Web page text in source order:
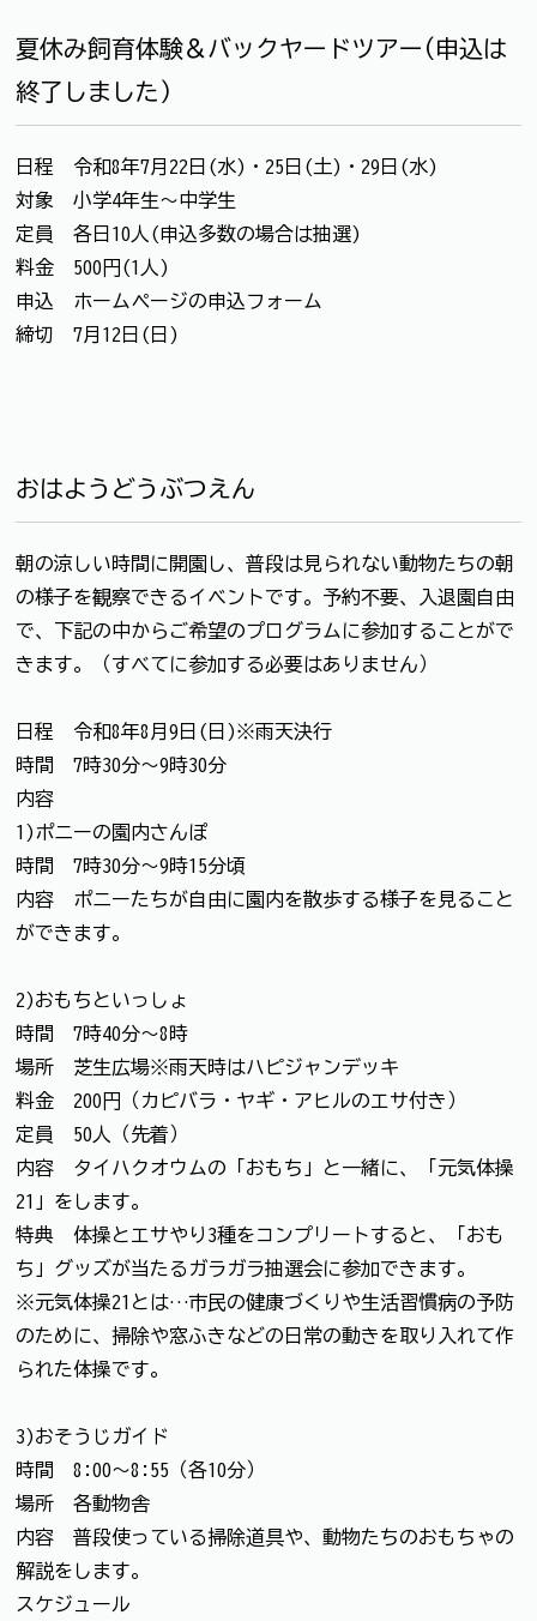
夏休み飼育体験＆バックヤードツアー(申込は
終了しました)
日程 令和8年7月22日(水)・25日(土)・29日(水)
対象 小学4年生～中学生
定員 各日10人(申込多数の場合は抽選)
料金 500円(1人)
申込 ホームページの申込フォーム
締切 7月12日(日)
おはようどうぶつえん
朝の涼しい時間に開園し、普段は見られない動物たちの朝
の様子を観察できるイベントです。予約不要、入退園自由
で、下記の中からご希望のプログラムに参加することがで
きます。（すべてに参加する必要はありません）
日程 令和8年8月9日(日)※雨天決行
時間 7時30分～9時30分
内容
1)ポニーの園内さんぽ
時間 7時30分～9時15分頃
内容 ポニーたちが自由に園内を散歩する様子を見ること
ができます。
2)おもちといっしょ
時間 7時40分～8時
場所 芝生広場※雨天時はハピジャンデッキ
料金 200円（カピバラ・ヤギ・アヒルのエサ付き）
定員 50人（先着）
内容 タイハクオウムの「おもち」と一緒に、「元気体操
21」をします。
特典 体操とエサやり3種をコンプリートすると、「おも
ち」グッズが当たるガラガラ抽選会に参加できます。
※元気体操21とは…市民の健康づくりや生活習慣病の予防
のために、掃除や窓ふきなどの日常の動きを取り入れて作
られた体操です。
3)おそうじガイド
時間 8:00～8:55（各10分）
場所 各動物舎
内容 普段使っている掃除道具や、動物たちのおもちゃの
解説をします。
スケジュール